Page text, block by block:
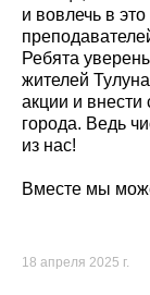
и вовлечь в
Ребята
жителей
акции и внести
города. Ведь
из нас!
Вместе мы
18 апреля 2025 г.